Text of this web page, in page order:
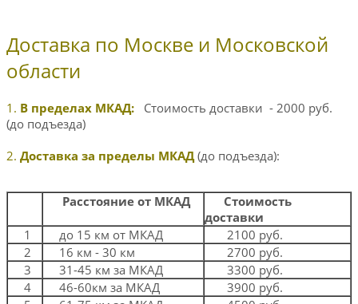
Доставка по Москве и Московской
области
1. В пределах МКАД:
Стоимость доставки - 2000 руб.
(до подъезда)
2. Доставка за пределы МКАД(до подъезда):
Расстояние от МКАД
Стоимость
доставки
1
до 15 км от МКАД
2100 руб.
2
16 км - 30 км
2700 руб.
3
31-45 км за МКАД
3300 руб.
4
46-60км за МКАД
3900 руб.